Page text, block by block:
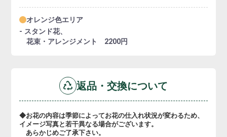
オレンジ色エリア
- スタンド花、
花束・アレンジメント 2200円
返品・交換について
◆お花の内容は季節によってお花の仕入れ状況が変わるため、
イメージ写真と若干異なる場合がございます。
あらかじめご了承下さい。